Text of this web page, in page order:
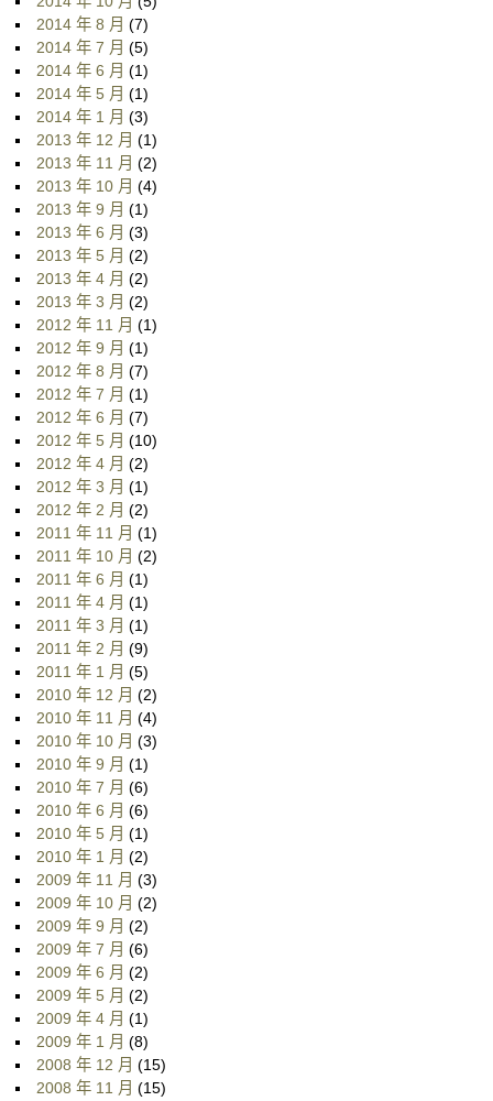
2014 年 8 月 (7)
2014 年 7 月 (5)
2014 年 6 月 (1)
2014 年 5 月 (1)
2014 年 1 月 (3)
2013 年 12 月 (1)
2013 年 11 月 (2)
2013 年 10 月 (4)
2013 年 9 月 (1)
2013 年 6 月 (3)
2013 年 5 月 (2)
2013 年 4 月 (2)
2013 年 3 月 (2)
2012 年 11 月 (1)
2012 年 9 月 (1)
2012 年 8 月 (7)
2012 年 7 月 (1)
2012 年 6 月 (7)
2012 年 5 月 (10)
2012 年 4 月 (2)
2012 年 3 月 (1)
2012 年 2 月 (2)
2011 年 11 月 (1)
2011 年 10 月 (2)
2011 年 6 月 (1)
2011 年 4 月 (1)
2011 年 3 月 (1)
2011 年 2 月 (9)
2011 年 1 月 (5)
2010 年 12 月 (2)
2010 年 11 月 (4)
2010 年 10 月 (3)
2010 年 9 月 (1)
2010 年 7 月 (6)
2010 年 6 月 (6)
2010 年 5 月 (1)
2010 年 1 月 (2)
2009 年 11 月 (3)
2009 年 10 月 (2)
2009 年 9 月 (2)
2009 年 7 月 (6)
2009 年 6 月 (2)
2009 年 5 月 (2)
2009 年 4 月 (1)
2009 年 1 月 (8)
2008 年 12 月 (15)
2008 年 11 月 (15)